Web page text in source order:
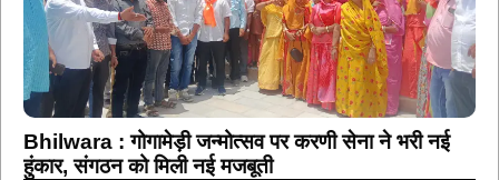
Bhilwara : गोगामेड़ी जन्मोत्सव पर करणी सेना ने भरी नई
हुंकार, संगठन को मिली नई मजबूती